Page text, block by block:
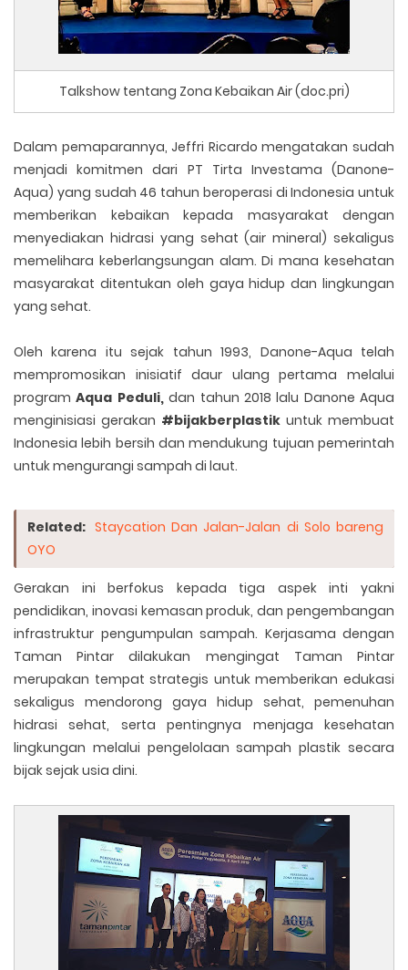
Talkshow tentang Zona Kebaikan Air (doc.pri)
Dalam pemaparannya, Jeffri Ricardo mengatakan sudah
menjadi komitmen dari PT Tirta Investama (Danone-
Aqua) yang sudah 46 tahun beroperasi di Indonesia untuk
memberikan kebaikan kepada masyarakat dengan
menyediakan hidrasi yang sehat (air mineral) sekaligus
memelihara keberlangsungan alam. Di mana kesehatan
masyarakat ditentukan oleh gaya hidup dan lingkungan
yang sehat.
Oleh karena itu sejak tahun 1993, Danone-Aqua telah
mempromosikan inisiatif daur ulang pertama melalui
programAqua Peduli,dan tahun 2018 lalu Danone Aqua
menginisiasi gerakan #bijakberplastik untuk membuat
Indonesia lebih bersih dan mendukung tujuan pemerintah
untuk mengurangi sampah di laut.
Related: Staycation Dan Jalan-Jalan di Solo bareng
OYO
Gerakan ini berfokus kepada tiga aspek inti yakni
pendidikan, inovasi kemasan produk, dan pengembangan
infrastruktur pengumpulan sampah. Kerjasama dengan
Taman Pintar dilakukan mengingat Taman Pintar
merupakan tempat strategis untuk memberikan edukasi
sekaligus mendorong gaya hidup sehat, pemenuhan
hidrasi sehat, serta pentingnya menjaga kesehatan
lingkungan melalui pengelolaan sampah plastik secara
bijak sejak usia dini.